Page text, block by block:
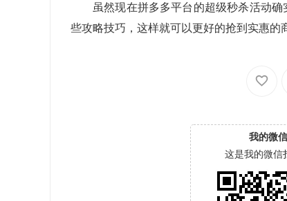
虽然现在拼多多平台的超级秒杀活动
些攻略技巧，这样就可以更好的抢到实惠的
我的微信
这是我的微信